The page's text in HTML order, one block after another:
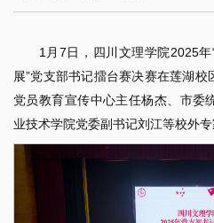
1月7日，四川文理学院2025
展”党支部书记擂台赛决赛在莲湖
党员教育宣传中心主任杨杰、市委
业技术学院党委副书记刘江等校外专